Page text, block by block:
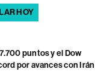
HOY
puntos y el Dow
por avances con Irán